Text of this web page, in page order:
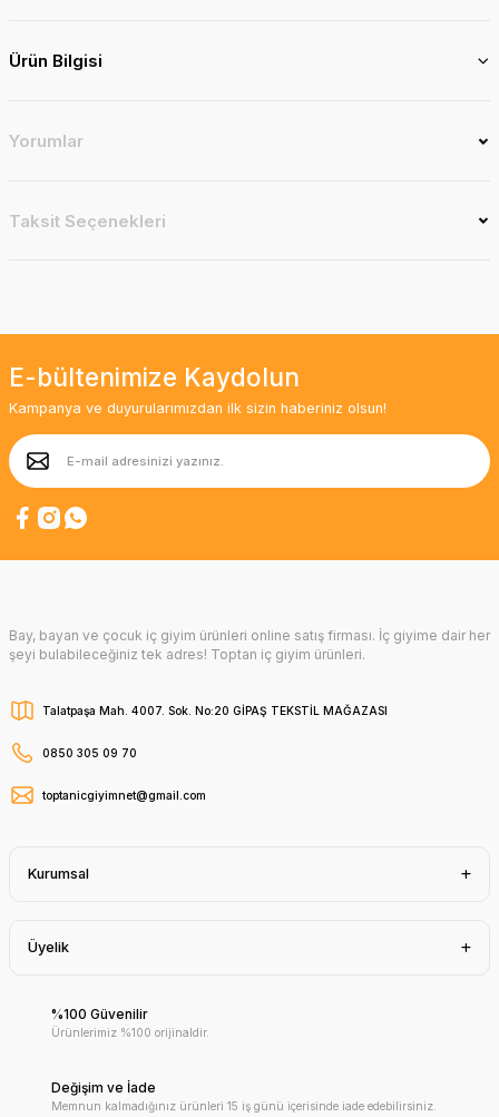
Ürün Bilgisi
Yorumlar
Taksit Seçenekleri
E-bültenimize Kaydolun
Kampanya ve duyurularımızdan ilk sizin haberiniz olsun!
Bay, bayan ve çocuk iç giyim ürünleri online satış firması. İç giyime dair her
şeyi bulabileceğiniz tek adres! Toptan iç giyim ürünleri.
Talatpaşa Mah. 4007. Sok. No:20 GİPAŞ TEKSTİL MAĞAZASI
0850 305 09 70
toptanicgiyimnet@gmail.com
Kurumsal
Üyelik
%100 Güvenilir
Ürünlerimiz %100 orijinaldir.
Değişim ve İade
Memnun kalmadığınız ürünleri 15 iş günü içerisinde iade edebilirsiniz.